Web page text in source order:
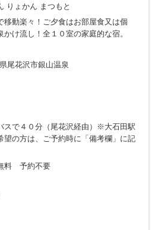
りょかん まつもと
移動楽々！ご夕食はお部屋食又は個
け流し！全１０室の家庭的な宿。
尾花沢市銀山温泉
スで４０分（尾花沢経由）※大石田駅
望の方は、ご予約時に「備考欄」に記
予約不要